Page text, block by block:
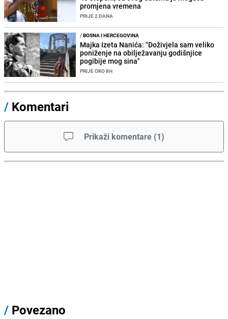
promjena vremena
PRIJE 2 DANA
/BOSNA I HERCEGOVINA
Majka Izeta Nanića: "Doživjela sam veliko
poniženje na obilježavanju godišnjice
pogibije mog sina"
PRIJE OKO 8H
/ Komentari
Prikaži komentare (1)
/ Povezano